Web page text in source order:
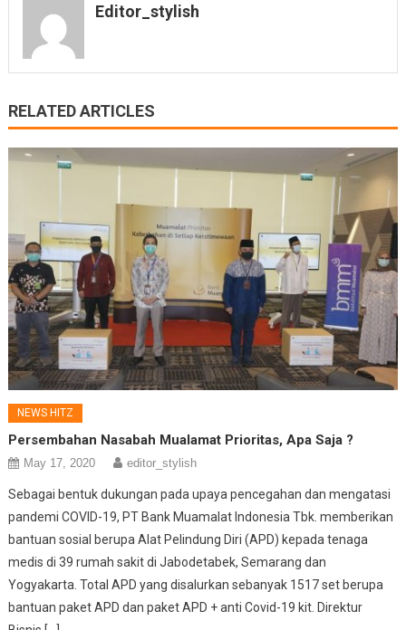
Editor_stylish
RELATED ARTICLES
NEWS HITZ
Persembahan Nasabah Mualamat Prioritas, Apa Saja ?
May 17, 2020 editor_stylish
Sebagai bentuk dukungan pada upaya pencegahan dan mengatasi
pandemi COVID-19, PT Bank Muamalat Indonesia Tbk. memberikan
bantuan sosial berupa Alat Pelindung Diri (APD) kepada tenaga
medis di 39 rumah sakit di Jabodetabek, Semarang dan
Yogyakarta. Total APD yang disalurkan sebanyak 1517 set berupa
bantuan paket APD dan paket APD + anti Covid-19 kit. Direktur